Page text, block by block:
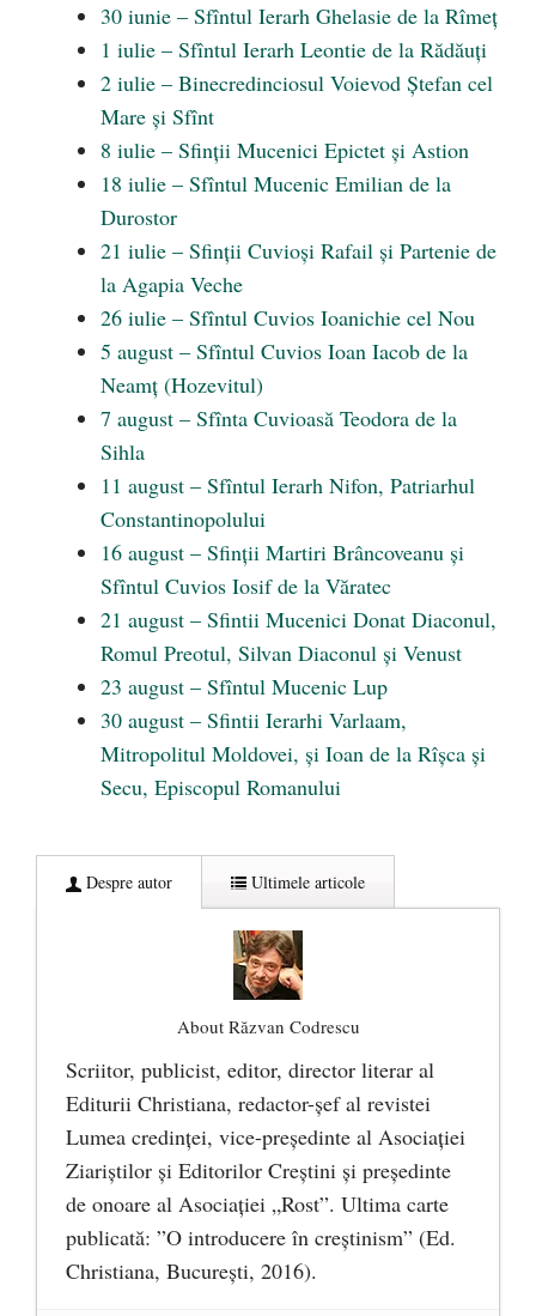
30 iunie – Sfîntul Ierarh Ghelasie de la Rîmeț
1 iulie – Sfîntul Ierarh Leontie de la Rădăuți
2 iulie – Binecredinciosul Voievod Ștefan cel
Mare și Sfînt
8 iulie – Sfinții Mucenici Epictet și Astion
18 iulie – Sfîntul Mucenic Emilian de la
Durostor
21 iulie – Sfinții Cuvioși Rafail și Partenie de
la Agapia Veche
26 iulie – Sfîntul Cuvios Ioanichie cel Nou
5 august – Sfîntul Cuvios Ioan Iacob de la
Neamţ (Hozevitul)
7 august – Sfînta Cuvioasă Teodora de la
Sihla
11 august – Sfîntul Ierarh Nifon, Patriarhul
Constantinopolului
16 august – Sfinții Martiri Brâncoveanu și
Sfîntul Cuvios Iosif de la Văratec
21 august – Sfintii Mucenici Donat Diaconul,
Romul Preotul, Silvan Diaconul și Venust
23 august – Sfîntul Mucenic Lup
30 august – Sfintii Ierarhi Varlaam,
Mitropolitul Moldovei, și Ioan de la Rîșca și
Secu, Episcopul Romanului
Despre autor Ultimele articole
About Răzvan Codrescu
Scriitor, publicist, editor, director literar al
Editurii Christiana, redactor-şef al revistei
Lumea credinţei, vice-preşedinte al Asociaţiei
Ziariştilor şi Editorilor Creştini şi preşedinte
de onoare al Asociaţiei „Rost”. Ultima carte
publicată: ”O introducere în creștinism” (Ed.
Christiana, Bucureşti, 2016).